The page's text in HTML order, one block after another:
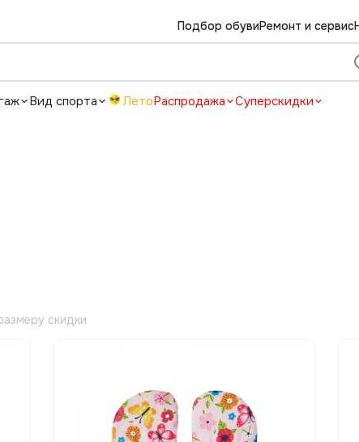
Подбор обувиРемонт и сервис
Вид спорта ЛетоРаспродажа Суперскидки
скидки